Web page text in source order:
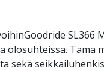
SL366
olosuhteissa.
sekä